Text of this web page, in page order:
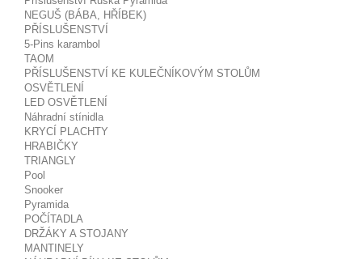
NEGUŠ (BÁBA, HŘÍBEK)
PŘÍSLUŠENSTVÍ
5-Pins karambol
TAOM
PŘÍSLUŠENSTVÍ KE KULEČNÍKOVÝM STOLŮM
OSVĚTLENÍ
LED OSVĚTLENÍ
Náhradní stínidla
KRYCÍ PLACHTY
HRABIČKY
TRIANGLY
Pool
Snooker
Pyramida
POČÍTADLA
DRŽÁKY A STOJANY
MANTINELY